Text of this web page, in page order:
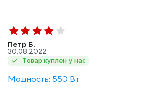
Петр Б.
30.08.2022
Товар куплен у нас
Мощность: 550 Вт